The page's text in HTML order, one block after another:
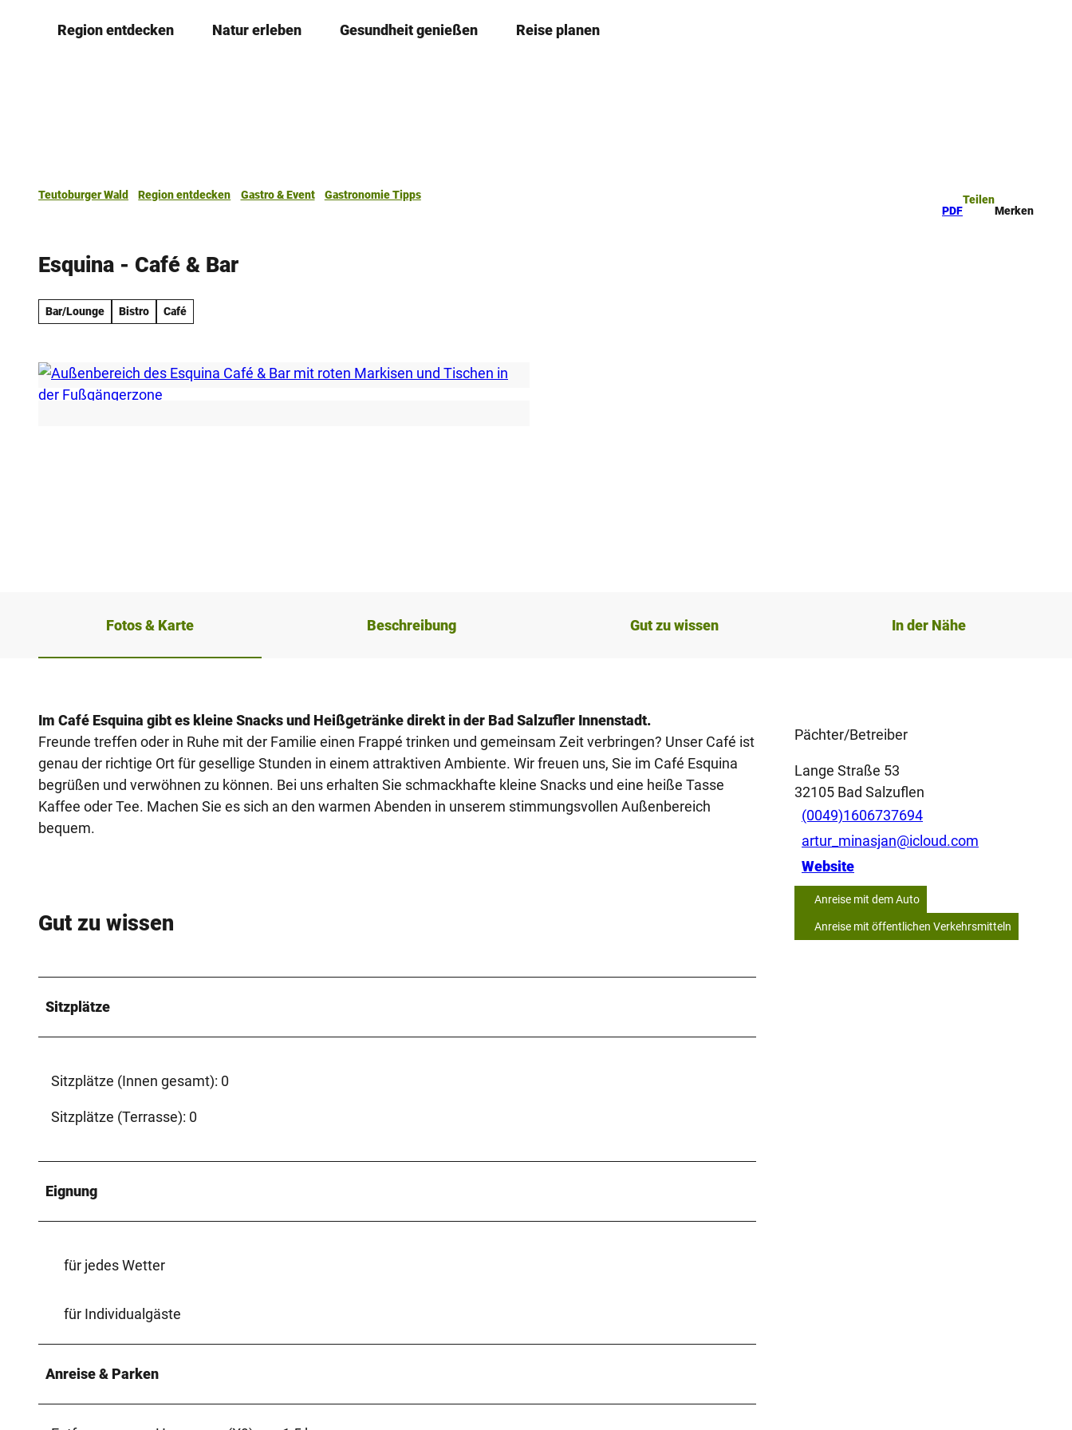
Region entdecken Natur erleben Gesundheit genießen Reise planen
Teutoburger Wald Region entdecken Gastro & Event
Gastronomie Tipps
PDF
Teilen
Merken
Esquina - Café & Bar
Bar/Lounge Bistro Café
Fotos & Karte Beschreibung Gut zu wissen In der Nähe
Im Café Esquina gibt es kleine Snacks und Heißgetränke direkt in der Bad Salzufler Innenstadt.
Freunde treffen oder in Ruhe mit der Familie einen Frappé trinken und gemeinsam Zeit verbringen? Unser Café ist
genau der richtige Ort für gesellige Stunden in einem attraktiven Ambiente. Wir freuen uns, Sie im Café Esquina
begrüßen und verwöhnen zu können. Bei uns erhalten Sie schmackhafte kleine Snacks und eine heiße Tasse
Kaffee oder Tee. Machen Sie es sich an den warmen Abenden in unserem stimmungsvollen Außenbereich
bequem.
Gut zu wissen
Sitzplätze
Sitzplätze (Innen gesamt): 0
Sitzplätze (Terrasse): 0
Eignung
für jedes Wetter
für Individualgäste
Anreise & Parken
Pächter/Betreiber
Lange Straße 53
32105 Bad Salzuflen
(0049)1606737694
artur_minasjan@icloud.com
Website
Anreise mit dem Auto
Anreise mit öffentlichen Verkehrsmitteln